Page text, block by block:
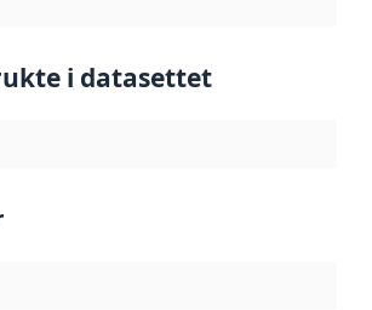
i datasettet